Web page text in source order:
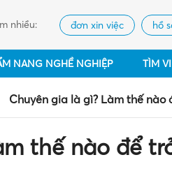
nhiều: đơn xin việc hồ
NANG NGHỀ NGHIỆP TÌM
Chuyên gia là gì? Làm thế
thế nào để